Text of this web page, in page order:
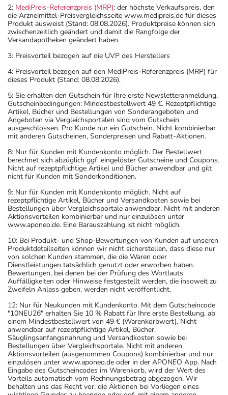
2: MediPreis-Referenzpreis (MRP): der höchste Verkaufspreis, den
die Arzneimittel-Preisvergleichsseite www.medipreis.de für dieses
Produkt ausweist (Stand: 08.08.2026). Produktpreise können sich
zwischenzeitlich geändert und damit die Rangfolge der
Versandapotheken geändert haben.
3: Preisvorteil bezogen auf die UVP des Herstellers
4: Preisvorteil bezogen auf den MediPreis-Referenzpreis (MRP) für
dieses Produkt (Stand: 08.08.2026).
5: Sie erhalten den Gutschein für Ihre erste Newsletteranmeldung.
Gutscheinbedingungen: Mindestbestellwert 49 €. Rezeptpflichtige
Artikel, Bücher und Bestellungen von Sonderangeboten und
Angeboten via Vergleichsportalen sind vom Gutschein
ausgeschlossen. Pro Kunde nur ein Gutschein. Nicht kombinierbar
mit anderen Gutscheinen, Sonderpreisen und Rabatt-Aktionen.
8: Nur für Kunden mit Kundenkonto möglich. Der Bestellwert
berechnet sich abzüglich ggf. eingelöster Gutscheine und Coupons.
Nicht auf rezeptpflichtige Artikel und Bücher anwendbar und gilt
nicht für Kunden mit Sonderkonditionen.
9: Nur für Kunden mit Kundenkonto möglich. Nicht auf
rezeptpflichtige Artikel, Bücher und Versandkosten sowie bei
Bestellungen über Vergleichsportale anwendbar. Nicht mit anderen
Aktionsvorteilen kombinierbar und nur einzulösen unter
www.aponeo.de. Eine Barauszahlung ist nicht möglich.
10: Bei Produkt- und Shop-Bewertungen von Kunden auf unseren
Produktdetailseiten können wir nicht sicherstellen, dass diese nur
von solchen Kunden stammen, die die Waren oder
Dienstleistungen tatsächlich genutzt oder erworben haben.
Bewertungen, bei denen bei der Prüfung des Wortlauts
Auffälligkeiten oder Hinweise festgestellt werden, die insoweit zu
Zweifeln Anlass geben, werden nicht veröffentlicht.
12: Nur für Neukunden mit Kundenkonto. Mit dem Gutscheincode
"10NEU26" erhalten Sie 10 % Rabatt für Ihre erste Bestellung, ab
einem Mindestbestellwert von 49 € (Warenkorbwert). Nicht
anwendbar auf rezeptpflichtige Artikel, Bücher,
Säuglingsanfangsnahrung und Versandkosten sowie bei
Bestellungen über Vergleichsportale. Nicht mit anderen
Aktionsvorteilen (ausgenommen Coupons) kombinierbar und nur
einzulösen unter www.aponeo.de oder in der APONEO App. Nach
Eingabe des Gutscheincodes im Warenkorb, wird der Wert des
Vorteils automatisch vom Rechnungsbetrag abgezogen. Wir
behalten uns das Recht vor, die Aktionen bei Vorliegen eines